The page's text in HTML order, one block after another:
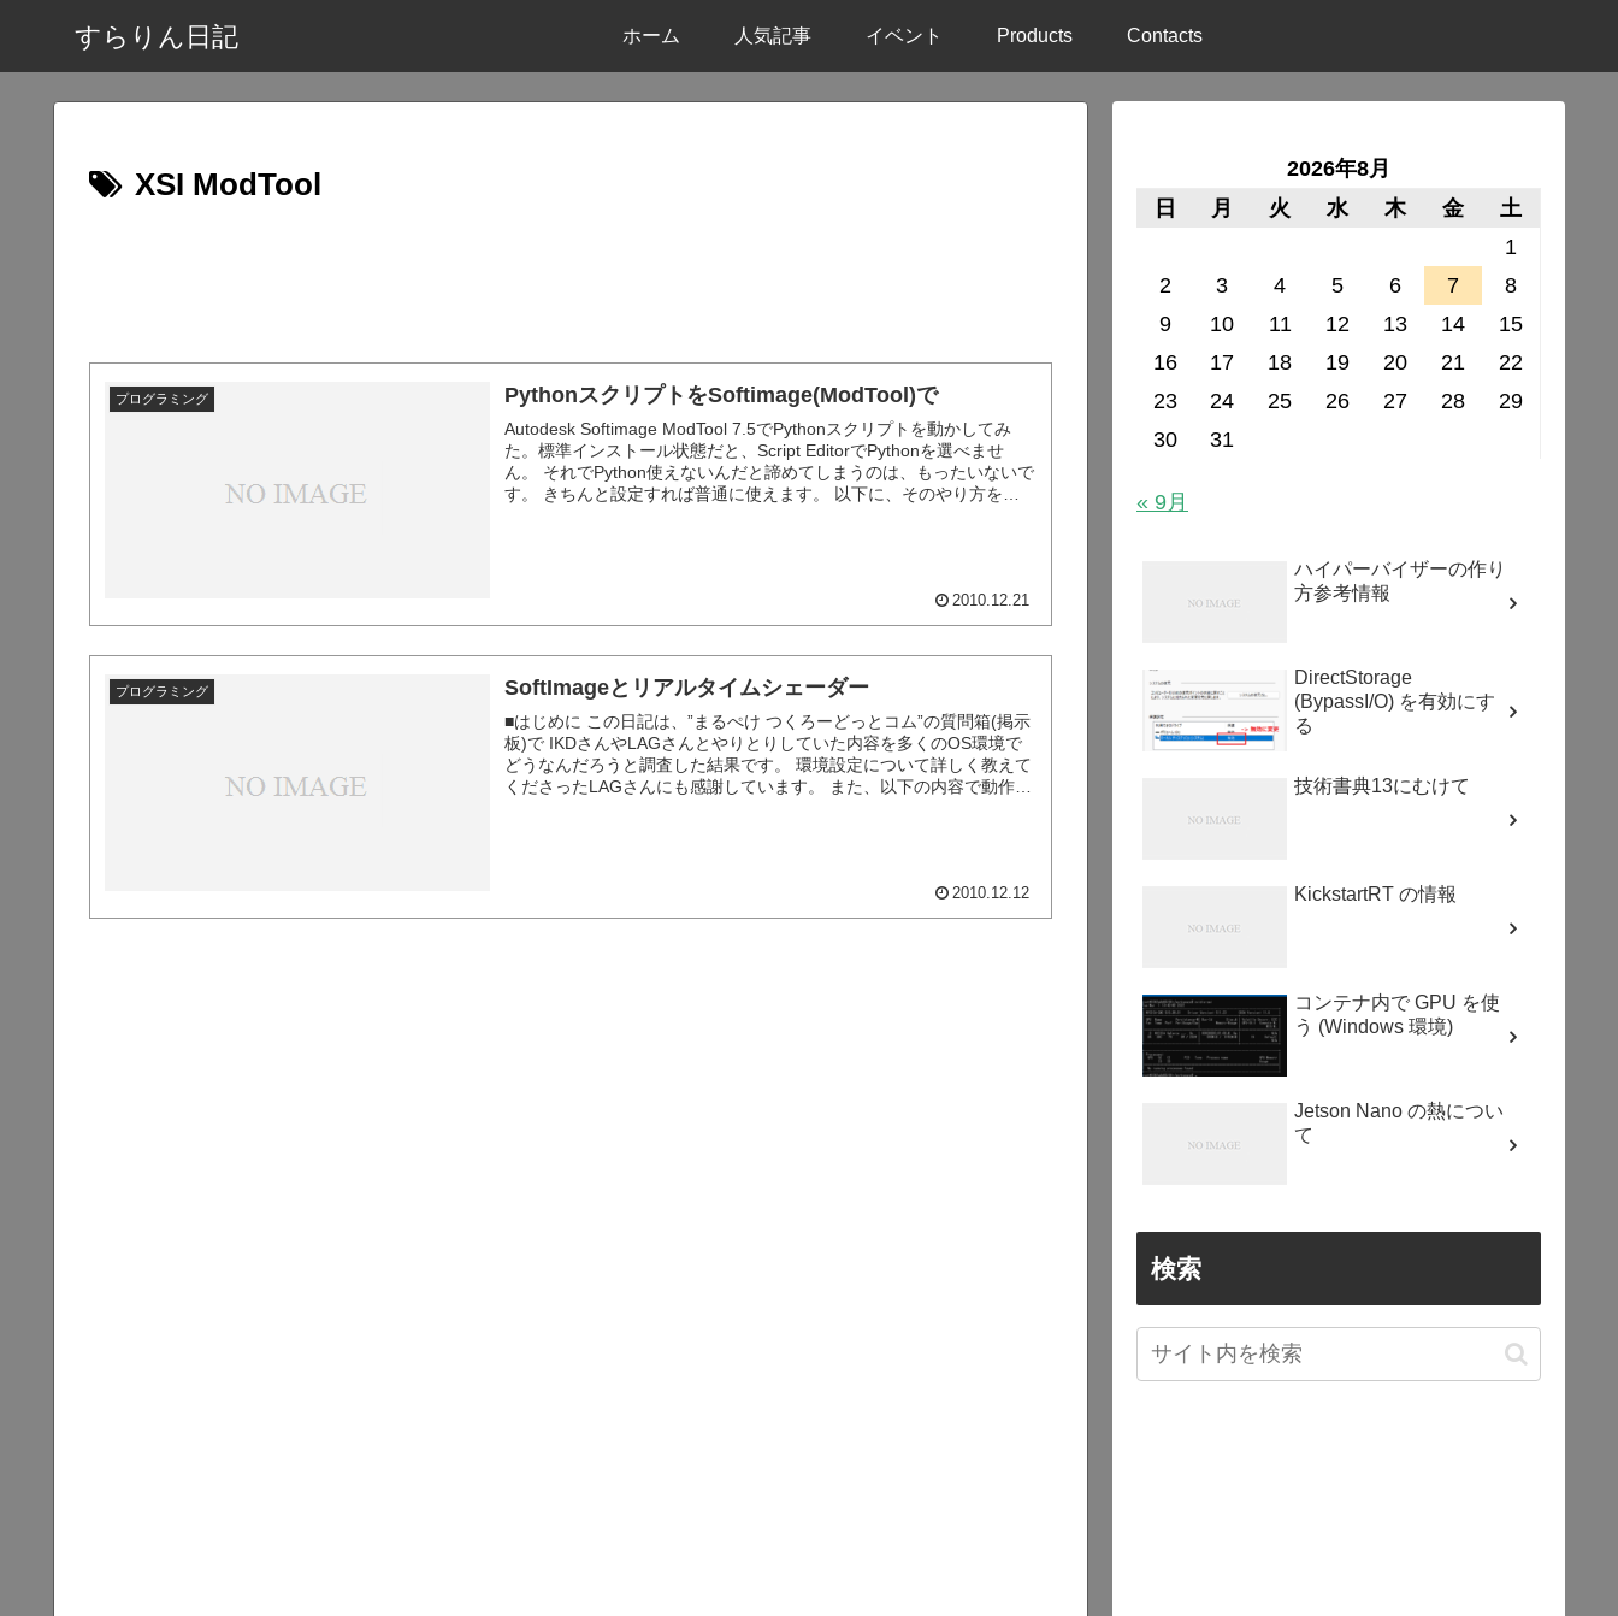
すらりん日記 ホーム 人気記事 イベント Products Contacts
XSI ModTool
プログラミング PythonスクリプトをSoftimage(ModTool)で
Autodesk Softimage ModTool 7.5でPythonスクリプトを動かしてみ
た。標準インストール状態だと、Script EditorでPythonを選べませ
ん。 それでPython使えないんだと諦めてしまうのは、もったいないで
す。 きちんと設定すれば普通に使えます。 以下に、そのやり方を説
2010.12.21
プログラミング SoftImageとリアルタイムシェーダー
■はじめに この日記は、”まるぺけ つくろーどっとコム”の質問箱(掲示
板)で IKDさんやLAGさんとやりとりしていた内容を多くのOS環境で
どうなんだろうと調査した結果です。 環境設定について詳しく教えて
くださったLAGさんにも感謝しています。 また、以下の内容で動作確
2010.12.12
2026年8月
日
月 火 水 木 金
土
1
2
3 4 5 6 7
8
9
10 11 12 13 14
15
16
17 18 19 20 21
22
23
24 25 26 27 28
29
30
31
« 9月
ハイパーバイザーの作り
方参考情報
DirectStorage
(BypassI/O) を有効にす
る
技術書典13にむけて
KickstartRT の情報
コンテナ内で GPU を使
う (Windows 環境)
Jetson Nano の熱につい
て
検索